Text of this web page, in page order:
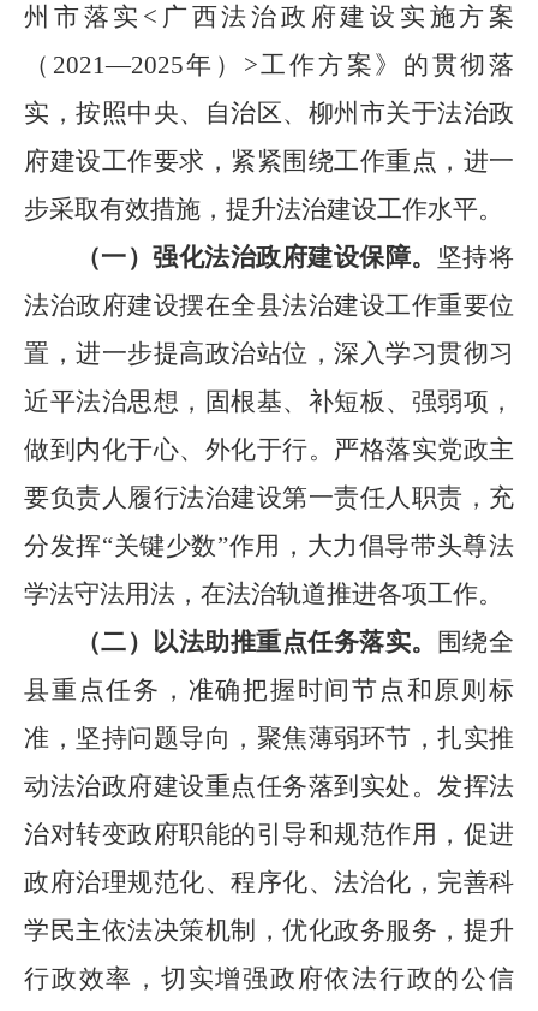
州市落实 < 广西法治政府建设实施方案
（ 2021—2025年） >工作方案》的贯彻落
实，按照中央、自治区、柳州市关于法治政
府建设工作要求，紧紧围绕工作重点，进一
步采取有效措施，提升法治建设工作水平。
（一）强化法治政府建设保障。 坚持将
法治政府建设摆在全县法治建设工作重要位
置，进一步提高政治站位，深入学习贯彻习
近平法治思想，固根基、补短板、强弱项，
做到内化于心、外化于行。严格落实党政主
要负责人履行法治建设第一责任人职责，充
分发挥“关键少数”作用，大力倡导带头尊法
学法守法用法，在法治轨道推进各项工作。
（二）以法助推重点任务落实。
围绕全
县重点任务，准确把握时间节点和原则标
准，坚持问题导向，聚焦薄弱环节，扎实推
动法治政府建设重点任务落到实处。发挥法
治对转变政府职能的引导和规范作用，促进
政府治理规范化、程序化、法治化，完善科
学民主依法决策机制，优化政务服务，提升
行政效率，切实增强政府依法行政的公信